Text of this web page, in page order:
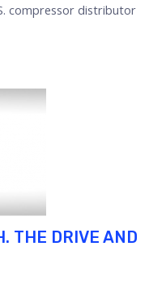
compressor distributor
THE DRIVE AND